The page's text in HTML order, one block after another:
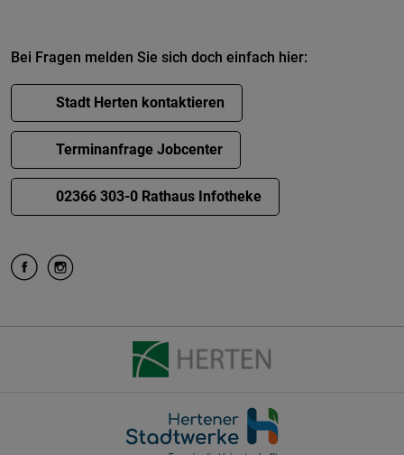
Bei Fragen melden Sie sich doch einfach hier:
Stadt Herten kontaktieren
Terminanfrage Jobcenter
02366 303-0 Rathaus Infotheke